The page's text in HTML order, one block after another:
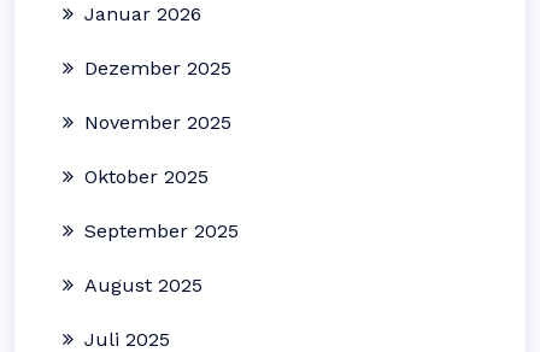
Januar 2026
Dezember 2025
November 2025
Oktober 2025
September 2025
August 2025
Juli 2025